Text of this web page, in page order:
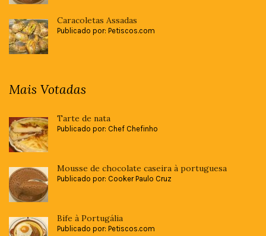
Caracoletas Assadas
Publicado por: Petiscos.com
Mais Votadas
Tarte de nata
Publicado por: Chef Chefinho
Mousse de chocolate caseira à portuguesa
Publicado por: Cooker Paulo Cruz
Bife à Portugália
Publicado por: Petiscos.com